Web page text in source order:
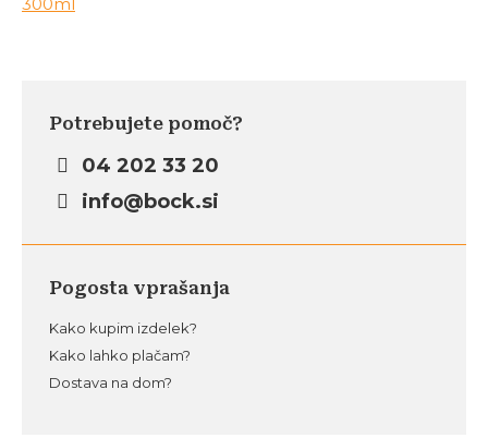
Potrebujete pomoč?
04 202 33 20
info@bock.si
Pogosta vprašanja
Kako kupim izdelek?
Kako lahko plačam?
Dostava na dom?